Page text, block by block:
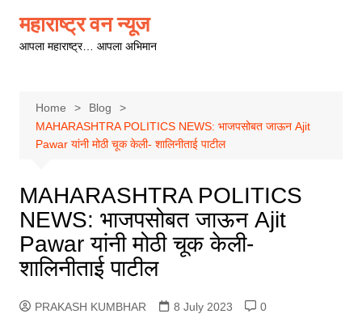
content
महाराष्ट्र वन न्यूज
आपला महाराष्ट्र… आपला अभिमान
Home
Blog
MAHARASHTRA POLITICS NEWS: भाजपसोबत जाऊन Ajit
Pawar यांनी मोठी चूक केली- शालिनीताई पाटील
MAHARASHTRA POLITICS
NEWS: भाजपसोबत जाऊन Ajit
Pawar यांनी मोठी चूक केली-
शालिनीताई पाटील
PRAKASH KUMBHAR 8 July 2023
0